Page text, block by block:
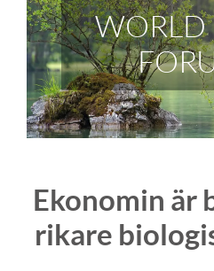
WORLD
Ekonomin är
rikare